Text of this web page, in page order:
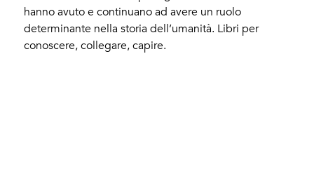
hanno avuto e continuano ad avere un ruolo
determinante nella storia dell’umanità. Libri per
conoscere, collegare, capire.